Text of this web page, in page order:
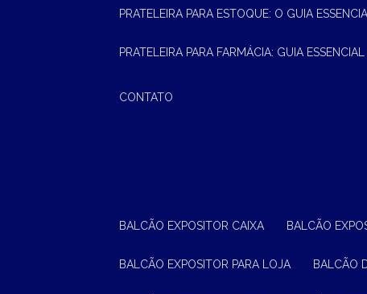
PRATELEIRA PARA ESTOQUE: O GUIA
PRATELEIRA PARA FARMÁCIA: GUIA
CONTATO
BALCÃO EXPOSITOR CAIXA BALCÃO
BALCÃO EXPOSITOR PARA LOJA BALCÃO